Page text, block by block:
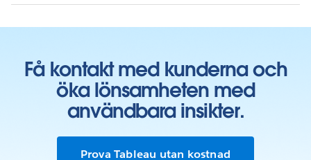
Få kontakt med kunderna och
öka lönsamheten med
användbara insikter.
Prova Tableau utan kostnad